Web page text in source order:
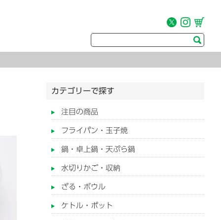
カテゴリーで探す
注目の商品
フライパン・玉子焼
鍋・卓上鍋・天ぷら鍋
水切りかご・収納
ざる・ボウル
ケトル・ポット